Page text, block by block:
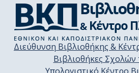
Διεύθυνση Βιβλιοθήκης &
Βιβλιοθήκες